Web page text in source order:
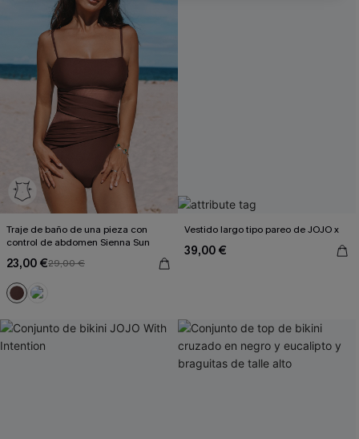
Traje de baño de una pieza con
control de abdomen Sienna Sun
23,00 €29,00 €
Vestido largo tipo pareo de JOJO x
39,00 €
Al proporcionar su información de contacto y enviar este formulario,
usted acepta nuestros Términos y condiciones
, y además acepta recibir correos electrónicos
promocionales y personalizados automáticos de Cupshe en
cualquier momento del día. No se requiere consentimiento para
realizar ninguna compra. Podemos utilizar la información que nos
facilite para recomendarle productos y ofertas adaptados a su perfil.